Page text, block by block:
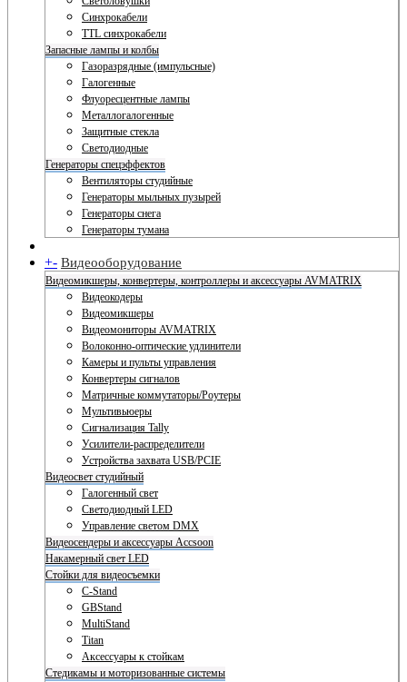
Синхрокабели
TTL синхрокабели
Запасные лампы и колбы
Газоразрядные (импульсные)
Галогенные
Флуоресцентные лампы
Металлогалогенные
Защитные стекла
Светодиодные
Генераторы спецэффектов
Вентиляторы студийные
Генераторы мыльных пузырей
Генераторы снега
Генераторы тумана
+- Видеооборудование
Видеомикшеры, конвертеры, контроллеры и аксессуары AVMATRIX
Видеокодеры
Видеомикшеры
Видеомониторы AVMATRIX
Волоконно-оптические удлинители
Камеры и пульты управления
Конвертеры сигналов
Матричные коммутаторы/Роутеры
Мультивьюеры
Сигнализация Tally
Усилители-распределители
Устройства захвата USB/PCIE
Видеосвет студийный
Галогенный свет
Светодиодный LED
Управление светом DMX
Видеосендеры и аксессуары Accsoon
Накамерный свет LED
Стойки для видеосъемки
C-Stand
GBStand
MultiStand
Titan
Аксессуары к стойкам
Стедикамы и моторизованные системы